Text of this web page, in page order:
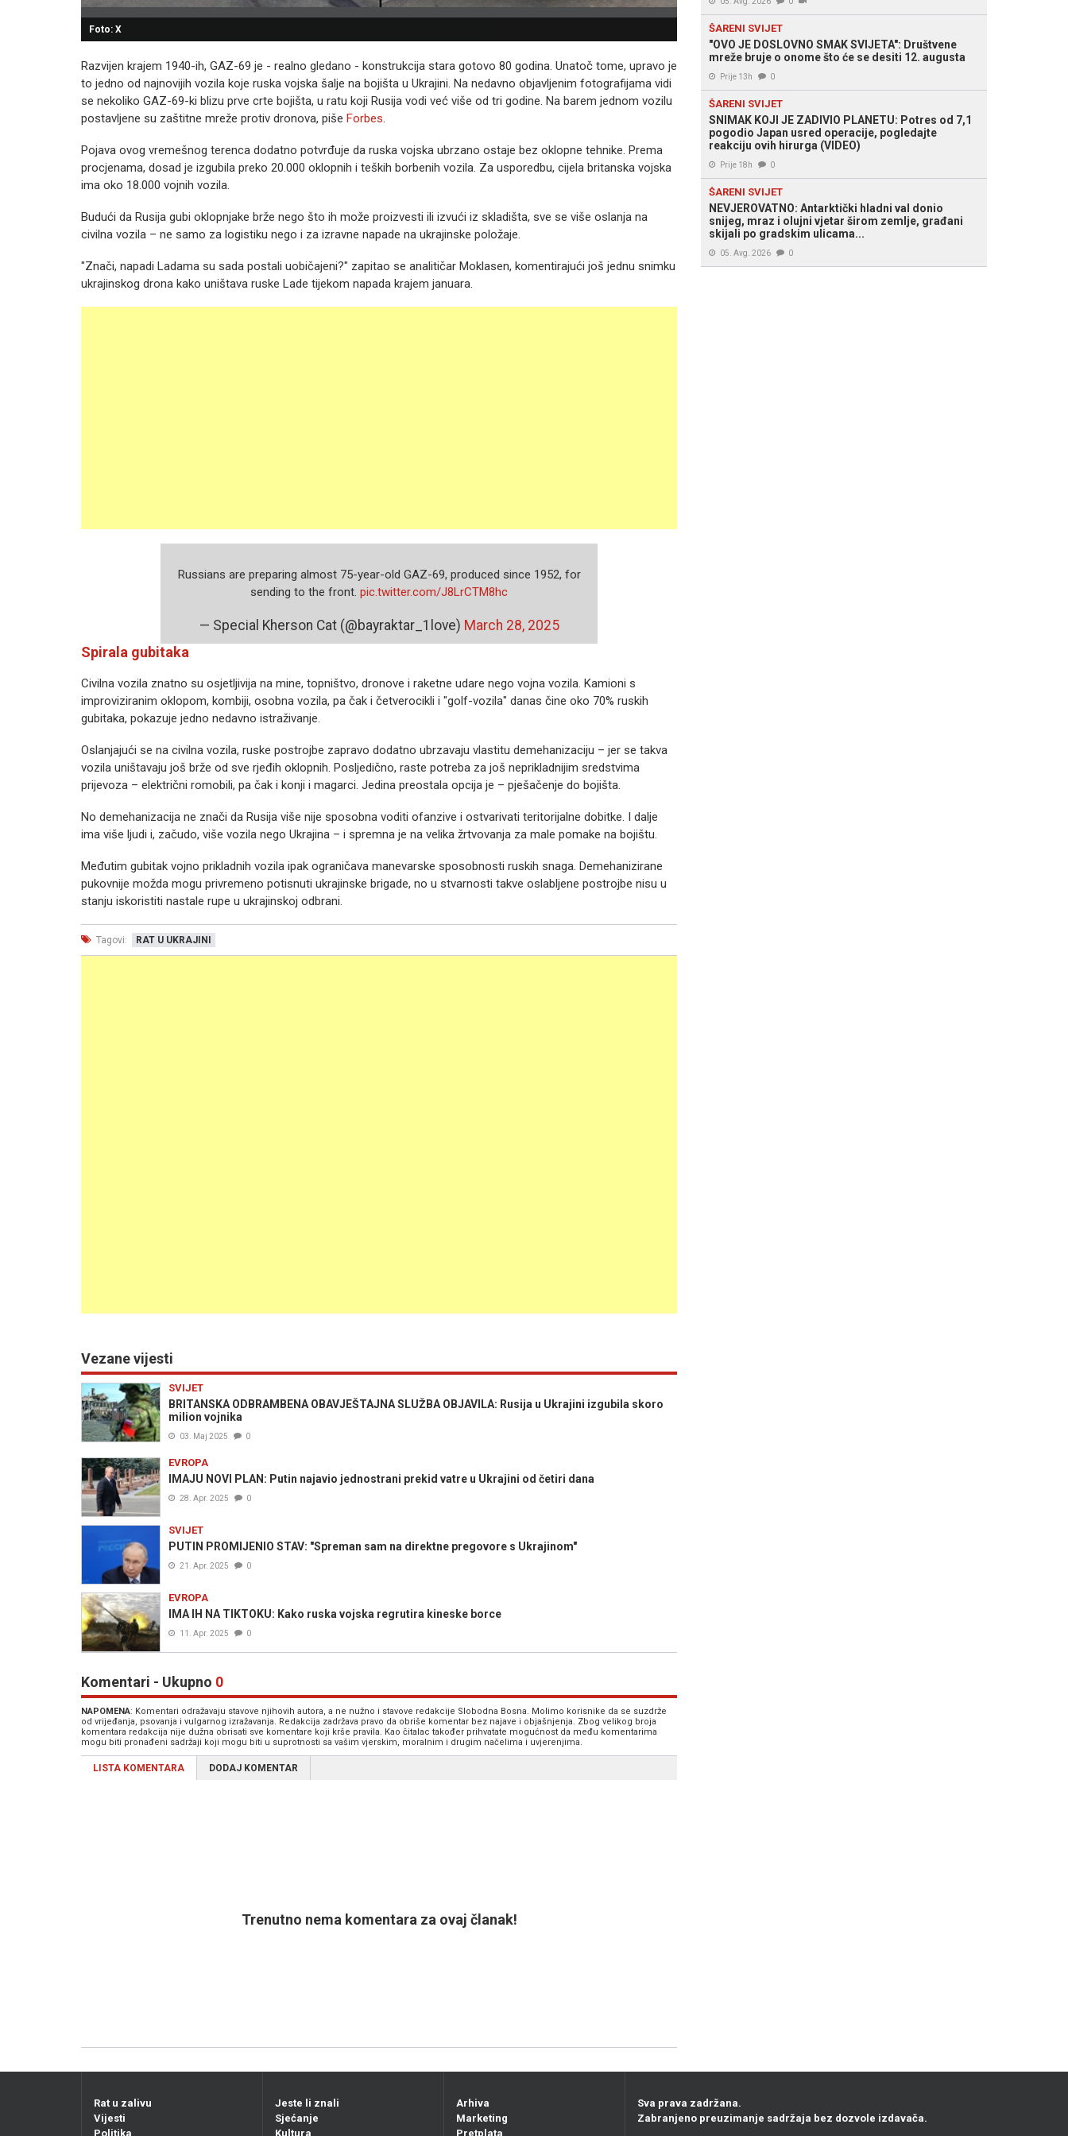
Foto: X
Razvijen krajem 1940-ih, GAZ-69 je - realno gledano - konstrukcija stara gotovo 80 godina. Unatoč tome, upravo je
to jedno od najnovijih vozila koje ruska vojska šalje na bojišta u Ukrajini. Na nedavno objavljenim fotografijama vidi
se nekoliko GAZ-69-ki blizu prve crte bojišta, u ratu koji Rusija vodi već više od tri godine. Na barem jednom vozilu
postavljene su zaštitne mreže protiv dronova, piše Forbes.
Pojava ovog vremešnog terenca dodatno potvrđuje da ruska vojska ubrzano ostaje bez oklopne tehnike. Prema
procjenama, dosad je izgubila preko 20.000 oklopnih i teških borbenih vozila. Za usporedbu, cijela britanska vojska
ima oko 18.000 vojnih vozila.
Budući da Rusija gubi oklopnjake brže nego što ih može proizvesti ili izvući iz skladišta, sve se više oslanja na
civilna vozila – ne samo za logistiku nego i za izravne napade na ukrajinske položaje.
"Znači, napadi Ladama su sada postali uobičajeni?" zapitao se analitičar Moklasen, komentirajući još jednu snimku
ukrajinskog drona kako uništava ruske Lade tijekom napada krajem januara.
Russians are preparing almost 75-year-old GAZ-69, produced since 1952, for
sending to the front. pic.twitter.com/J8LrCTM8hc
— Special Kherson Cat (@bayraktar_1love) March 28, 2025
Spirala gubitaka
Civilna vozila znatno su osjetljivija na mine, topništvo, dronove i raketne udare nego vojna vozila. Kamioni s
improviziranim oklopom, kombiji, osobna vozila, pa čak i četverocikli i "golf-vozila" danas čine oko 70% ruskih
gubitaka, pokazuje jedno nedavno istraživanje.
Oslanjajući se na civilna vozila, ruske postrojbe zapravo dodatno ubrzavaju vlastitu demehanizaciju – jer se takva
vozila uništavaju još brže od sve rjeđih oklopnih. Posljedično, raste potreba za još neprikladnijim sredstvima
prijevoza – električni romobili, pa čak i konji i magarci. Jedina preostala opcija je – pješačenje do bojišta.
No demehanizacija ne znači da Rusija više nije sposobna voditi ofanzive i ostvarivati teritorijalne dobitke. I dalje
ima više ljudi i, začudo, više vozila nego Ukrajina – i spremna je na velika žrtvovanja za male pomake na bojištu.
Međutim gubitak vojno prikladnih vozila ipak ograničava manevarske sposobnosti ruskih snaga. Demehanizirane
pukovnije možda mogu privremeno potisnuti ukrajinske brigade, no u stvarnosti takve oslabljene postrojbe nisu u
stanju iskoristiti nastale rupe u ukrajinskoj odbrani.
Tagovi: RAT U UKRAJINI
Vezane vijesti
SVIJET
BRITANSKA ODBRAMBENA OBAVJEŠTAJNA SLUŽBA OBJAVILA: Rusija u Ukrajini izgubila skoro
milion vojnika
03. Maj 2025 0
EVROPA
IMAJU NOVI PLAN: Putin najavio jednostrani prekid vatre u Ukrajini od četiri dana
28. Apr. 2025 0
SVIJET
PUTIN PROMIJENIO STAV: "Spreman sam na direktne pregovore s Ukrajinom"
21. Apr. 2025 0
EVROPA
IMA IH NA TIKTOKU: Kako ruska vojska regrutira kineske borce
11. Apr. 2025 0
Komentari - Ukupno 0
NAPOMENA: Komentari odražavaju stavove njihovih autora, a ne nužno i stavove redakcije Slobodna Bosna. Molimo korisnike da se suzdrže
od vrijeđanja, psovanja i vulgarnog izražavanja. Redakcija zadržava pravo da obriše komentar bez najave i objašnjenja. Zbog velikog broja
komentara redakcija nije dužna obrisati sve komentare koji krše pravila. Kao čitalac također prihvatate mogućnost da među komentarima
mogu biti pronađeni sadržaji koji mogu biti u suprotnosti sa vašim vjerskim, moralnim i drugim načelima i uvjerenjima.
LISTA KOMENTARA DODAJ KOMENTAR
Trenutno nema komentara za ovaj članak!
ŠARENI SVIJET
"OVO JE DOSLOVNO SMAK SVIJETA": Društvene
mreže bruje o onome što će se desiti 12. augusta
Prije 13h 0
ŠARENI SVIJET
SNIMAK KOJI JE ZADIVIO PLANETU: Potres od 7,1
pogodio Japan usred operacije, pogledajte
reakciju ovih hirurga (VIDEO)
Prije 18h 0
ŠARENI SVIJET
NEVJEROVATNO: Antarktički hladni val donio
snijeg, mraz i olujni vjetar širom zemlje, građani
skijali po gradskim ulicama...
05. Avg. 2026 0
Rat u zalivu
Vijesti
Politika
Jeste li znali
Sjećanje
Kultura
Arhiva
Marketing
Pretplata
Sva prava zadržana.
Zabranjeno preuzimanje sadržaja bez dozvole izdavača.